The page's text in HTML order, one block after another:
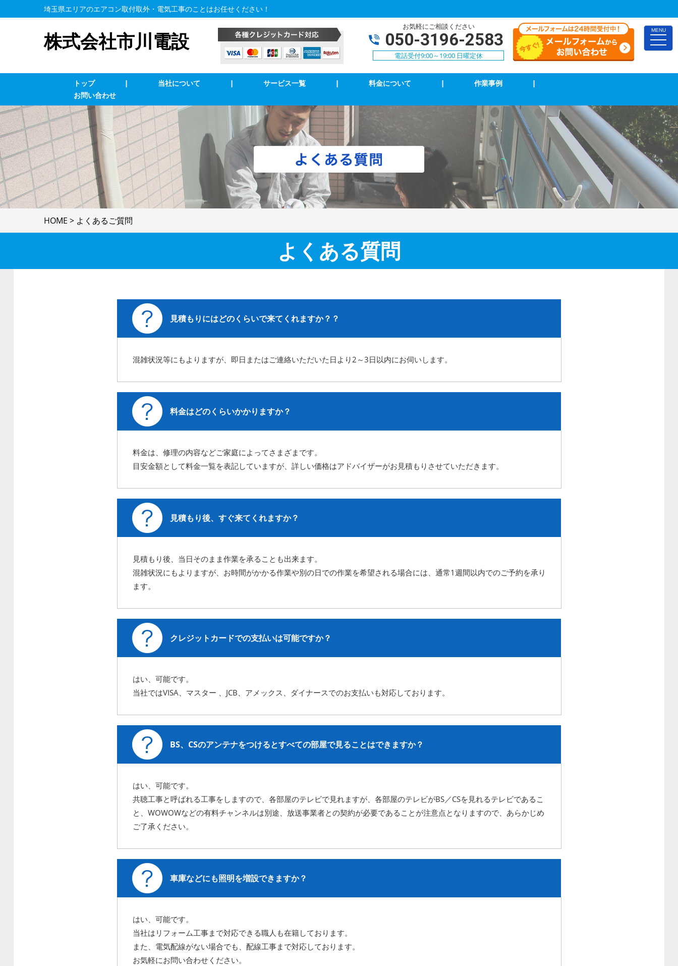
MENU
toggle
埼玉県エリアのエアコン取付取外・電気工事のことはお任せください！
株式会社市川電設
お気軽にご相談ください
050-3196-2583
電話受付9:00～19:00 日曜定休
トップ | 当社について | サービス一覧
業務用エアコン交換・取付・修理 エアコンクリーニング エアコン修理・取付
TVアンテナ修理・取付
インターホン修理・取付
照明の修理・取付 コンセント修理・取付
スイッチ修理・取付
ブレーカー修理・取付
単相３線式切替工事
漏電調査・修理
LAN、電気配線工事
防犯カメラ 家庭用EV充電工事 4k・8k受信工事
| 料金について | 作業事例
|
お問い合わせ
HOME > よくあるご質問
よくある質問
見積もりにはどのくらいで来てくれますか？？
混雑状況等にもよりますが、即日またはご連絡いただいた日より2～3日以内にお伺いします。
料金はどのくらいかかりますか？
料金は、修理の内容などご家庭によってさまざまです。
目安金額として料金一覧を表記していますが、詳しい価格はアドバイザーがお見積もりさせていただきます。
見積もり後、すぐ来てくれますか？
見積もり後、当日そのまま作業を承ることも出来ます。
混雑状況にもよりますが、お時間がかかる作業や別の日での作業を希望される場合には、 通常1週間以内でのご予約を承り
ます。
クレジットカードでの支払いは可能ですか？
はい、可能です。
当社ではVISA、マスター 、JCB、アメックス、ダイナースでのお支払いも対応しております。
BS、CSのアンテナをつけるとすべての部屋で見ることはできますか？
はい、可能です。
共聴工事と呼ばれる工事をしますので、各部屋のテレビで見れますが、各部屋のテレビがBS／CSを見れるテレビであるこ
と、WOWOWなどの有料チャンネルは別途、放送事業者との契約が必要であることが注意点となりますので、あらかじめ
ご了承ください。
車庫などにも照明を増設できますか？
はい、可能です。
当社はリフォーム工事まで対応できる職人も在籍しております。
また、電気配線がない場合でも、配線工事まで対応しております。
お気軽にお問い合わせください。